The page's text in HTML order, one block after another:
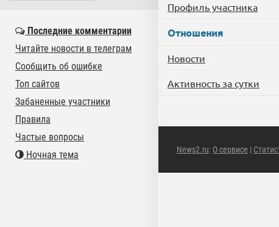
Профиль участника
Отношения
Новости
Активность за сутки
News2.ru: О сервисе |
Последние комментарии
Читайте новости в телеграм
Сообщить об ошибке
Топ сайтов
Забаненные участники
Правила
Частые вопросы
Ночная тема